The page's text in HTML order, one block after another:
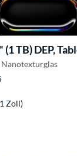
(1 TB) DEP,
Zoll)